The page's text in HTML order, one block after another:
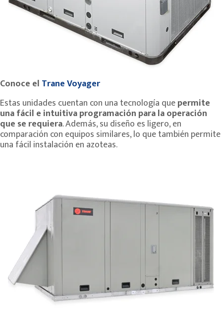
Conoce el Trane Voyager
Estas unidades cuentan con una tecnología quepermite
una fácil e intuitiva programación para la operación
que se requiera. Además, su diseño es ligero, en
comparación con equipos similares, lo que también permite
una fácil instalación en azoteas.